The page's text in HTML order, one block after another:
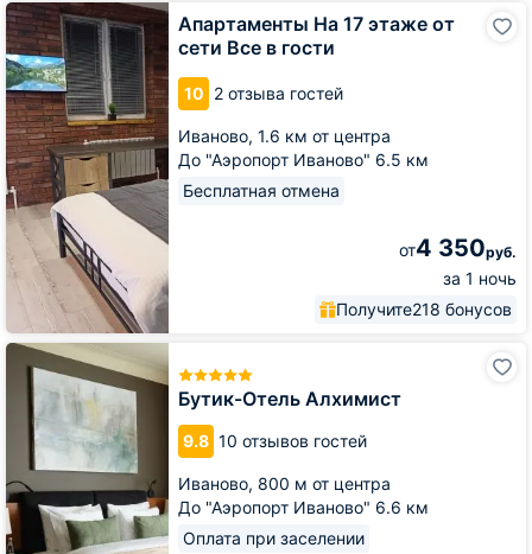
Апартаменты На 17 этаже от
сети Все в гости
10 2 отзыва гостей
Иваново, 1.6 км от центра
До "Аэропорт Иваново" 6.5 км
Бесплатная отмена
от4 350руб.
за 1 ночь
Получите218 бонусов
Апартаменты
На
17
этаже
от
сети
Все
в
гости
Бутик-Отель Алхимист
9.8 10 отзывов гостей
Иваново, 800 м от центра
До "Аэропорт Иваново" 6.6 км
Оплата при заселении
Бутик-
Отель
Алхимист